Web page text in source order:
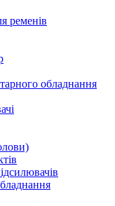
ременів
обладнання